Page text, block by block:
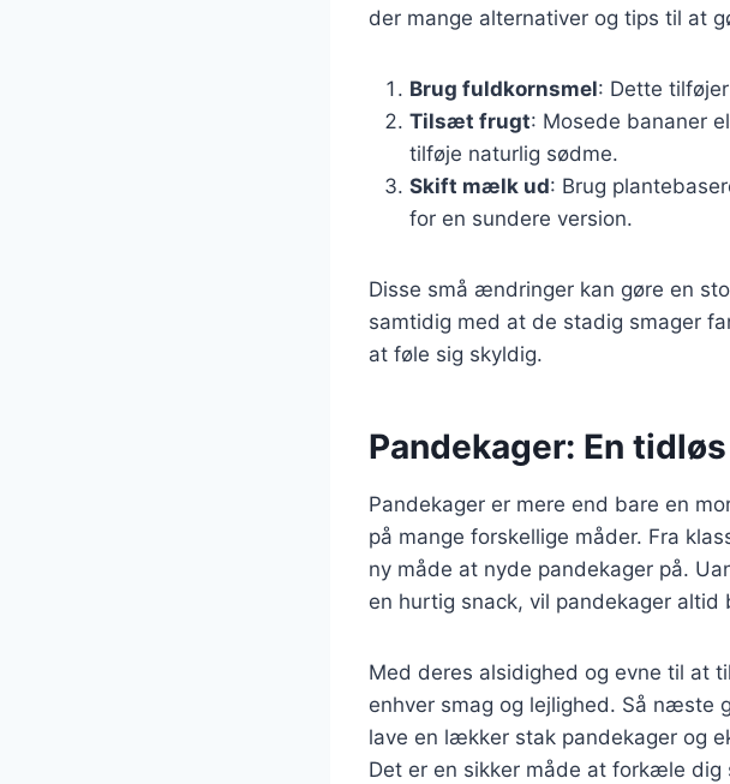
der mange alternativer og tips til at
Brug fuldkornsmel: Dette
Tilsæt frugt: Mosede bananer
tilføje naturlig sødme.
Skift mælk ud: Brug
for en sundere version.
Disse små ændringer kan gøre en
samtidig med at de stadig smager
at føle sig skyldig.
Pandekager: En
Pandekager er mere end bare en
på mange forskellige måder. Fra
ny måde at nyde pandekager på.
en hurtig snack, vil pandekager
Med deres alsidighed og evne til at
enhver smag og lejlighed. Så næste
lave en lækker stak pandekager og
Det er en sikker måde at forkæle